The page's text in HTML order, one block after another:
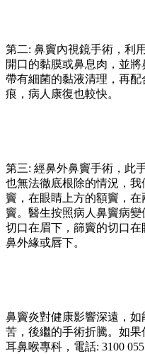
第二: 鼻竇內視鏡手術，利
開口的黏膜或鼻息肉，並
帶有細菌的黏液清理，再
痕，病人康復也較快。
第三: 經鼻外鼻竇手術，此
也無法徹底根除的情況，
竇，在眼睛上方的額竇，
竇。醫生按照病人鼻竇病
切口在眉下，篩竇的切口
鼻外緣或唇下。
鼻竇炎對健康影響深遠，
苦，後繼的手術折騰。如
耳鼻喉專科，電話: 3100